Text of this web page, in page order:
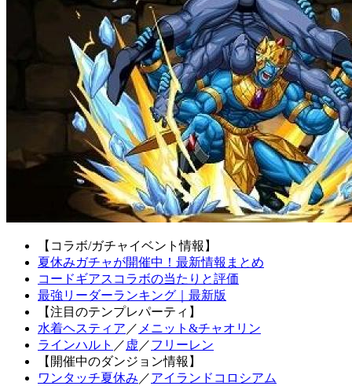
【コラボ/ガチャイベント情報】
夏休みガチャが開催中！最新情報まとめ
コードギアスコラボの当たりと評価
最強リーダーランキング｜最新版
【注目のテンプレパーティ】
水着ヘスティア ／ メニット&チャオリン
ラインハルト ／ 虚 ／フリーレン
【開催中のダンジョン情報】
ワンタッチ夏休み ／アイランドコロシアム